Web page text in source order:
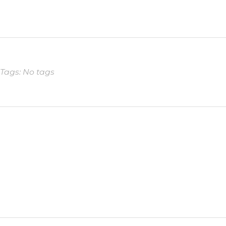
Tags: No tags